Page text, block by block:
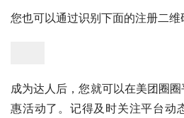
您也可以通过识别下面的注册二维
成为达人后，您就可以在美团圈
惠活动了。记得及时关注平台动